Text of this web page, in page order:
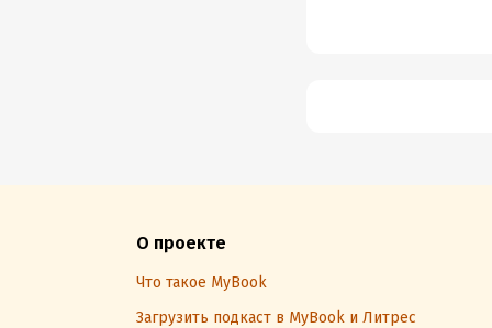
О проекте
Что такое MyBook
Загрузить подкаст в MyBook и Литрес